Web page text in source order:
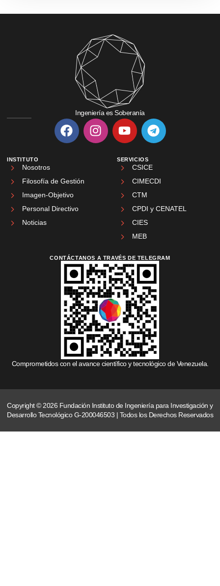
Ingeniería es Soberanía
INSTITUTO
Nosotros
Filosofía de Gestión
Imagen-Objetivo
Personal Directivo
Noticias
SERVICIOS
CSICE
CIMECDI
CTM
CPDI y CENATEL
CIES
MEB
CONTÁCTANOS A TRAVÉS DE TELEGRAM
Comprometidos con el avance científico y tecnológico de Venezuela.
Copyright © 2026 Fundación Instituto de Ingeniería para Investigación y
Desarrollo Tecnológico G-200046503 | Todos los Derechos Reservados